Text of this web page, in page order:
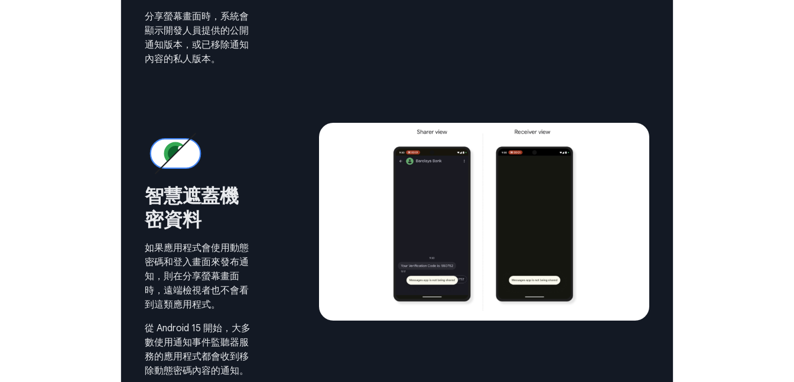
分享螢幕畫面時，系統會
顯示開發人員提供的公開
通知版本，或已移除通知
內容的私人版本。
智慧遮蓋機
密資料
如果應用程式會使用動態
密碼和登入畫面來發布通
知，則在分享螢幕畫面
時，遠端檢視者也不會看
到這類應用程式。
從 Android 15 開始，大多
數使用通知事件監聽器服
務的應用程式都會收到移
除動態密碼內容的通知。